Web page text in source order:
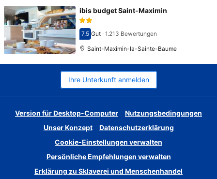
ibis budget Saint-Maximin
Bewertet mit 7,5
7,5 Gut· 1.213 Bewertungen
Saint-Maximin-la-Sainte-Baume
Ihre Unterkunft anmelden
Version für Desktop-Computer
Nutzungsbedingungen
Unser Konzept
Datenschutzerklärung
Cookie-Einstellungen verwalten
Persönliche Empfehlungen verwalten
Erklärung zu Sklaverei und Menschenhandel